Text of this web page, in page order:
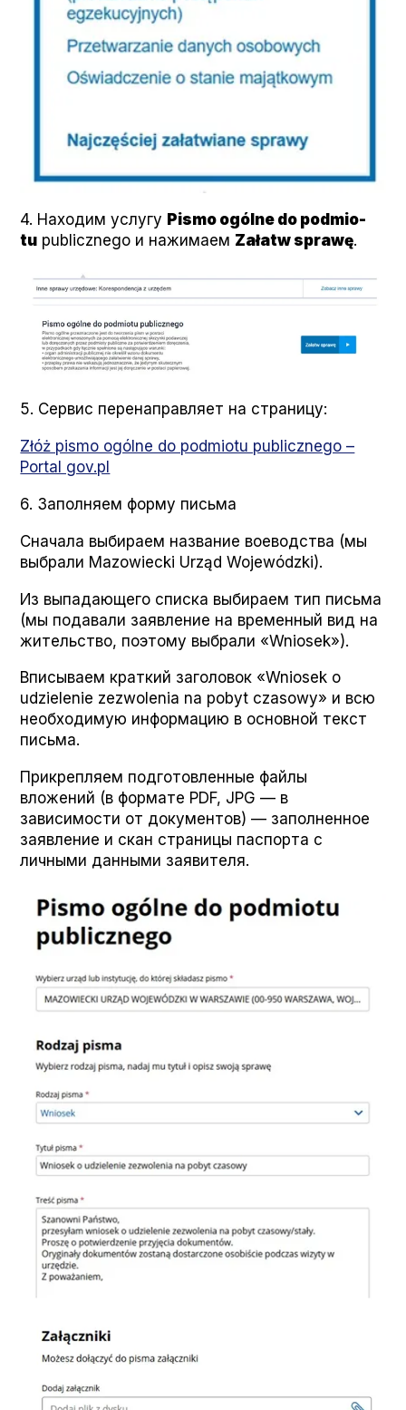
4. Находим услугу Pis­mo ogólne do pod­mio­
tu pub­licznego и нажимаем Załatw sprawę.
5. Сервис перенаправляет на страницу:
Złóż pis­mo ogólne do pod­mio­tu pub­licznego –
Por­tal gov.pl
6. Заполняем форму письма
Сначала выбираем название воеводства (мы
выбрали Mazowiec­ki Urząd Wojew­ódz­ki).
Из выпадающего списка выбираем тип письма
(мы подавали заявление на временный вид на
жительство, поэтому выбрали «Wniosek»).
Впиcываем краткий заголовок «Wniosek o
udzie­le­nie zez­wole­nia na pobyt cza­sowy» и всю
необходимую информацию в основной текст
письма.
Прикрепляем подготовленные файлы
вложений (в формате PDF, JPG — в
зависимости от документов) — заполненное
заявление и скан страницы паспорта с
личными данными заявителя.